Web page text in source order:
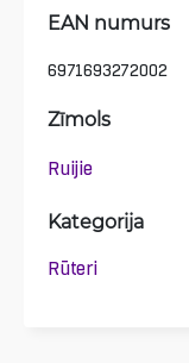
EAN numurs
6971693272002
Zīmols
Ruijie
Kategorija
Rūteri